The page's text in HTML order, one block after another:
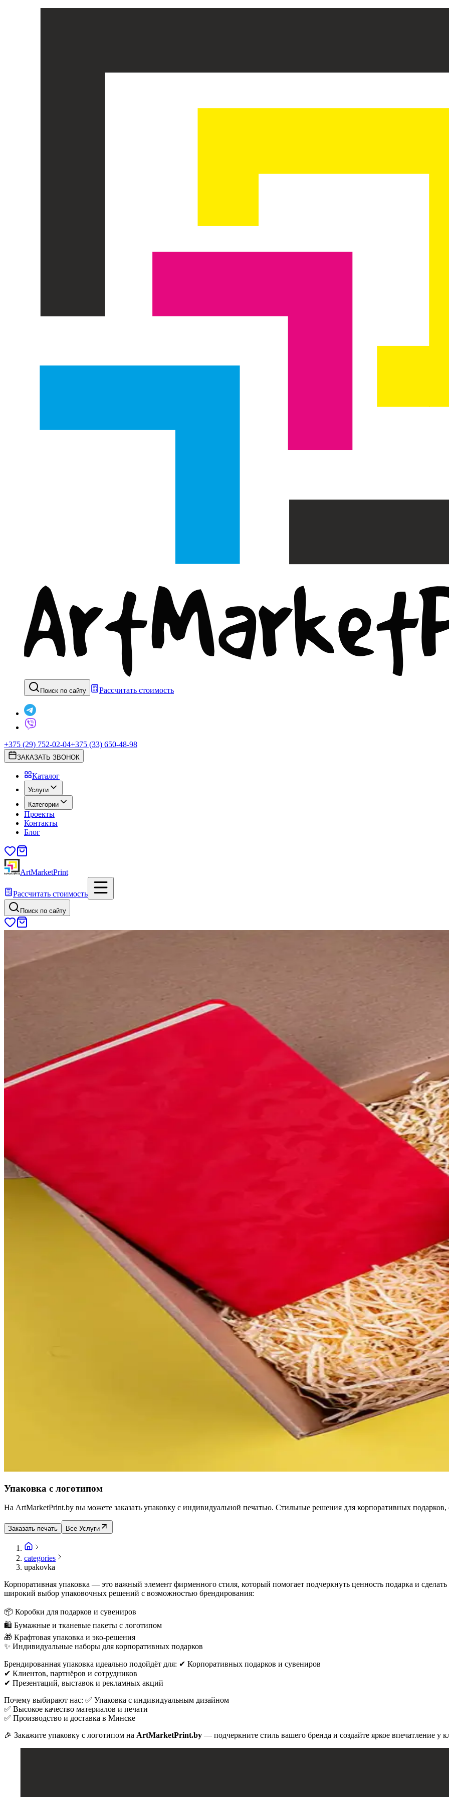
Поиск по сайту Рассчитать стоимость
+375 (29) 752-02-04+375 (33) 650-48-98
ЗАКАЗАТЬ ЗВОНОК
Каталог
Услуги
Категории
Проекты
Контакты
Блог
ArtMarketPrint
Рассчитать стоимость
Поиск по сайту
Упаковка с логотипом
На ArtMarketPrint.by вы можете заказать упаковку с индивидуальной печатью. Стильные решения для корпоративных
Заказать печать Все Услуги
categories
upakovka
Корпоративная упаковка — это важный элемент фирменного стиля, который помогает подчеркнуть ценность подарка и
широкий выбор упаковочных решений с возможностью брендирования:
📦 Коробки для подарков и сувениров
🛍 Бумажные и тканевые пакеты с логотипом
🎁 Крафтовая упаковка и эко-решения
✨ Индивидуальные наборы для корпоративных подарков
Брендированная упаковка идеально подойдёт для: ✔ Корпоративных подарков и сувениров
✔ Клиентов, партнёров и сотрудников
✔ Презентаций, выставок и рекламных акций
Почему выбирают нас: ✅ Упаковка с индивидуальным дизайном
✅ Высокое качество материалов и печати
✅ Производство и доставка в Минске
🎉 Закажите упаковку с логотипом на ArtMarketPrint.by — подчеркните стиль вашего бренда и создайте яркое впечатление у